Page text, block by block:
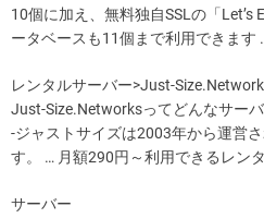
10個に加え、無料独自SSLの「
ータベースも11個まで利用できます
レンタルサーバー>Just-
Just-Size.Networksってどんなサー
-ジャストサイズは2003年から運営
す。 … 月額290円～利用できるレン
サーバー